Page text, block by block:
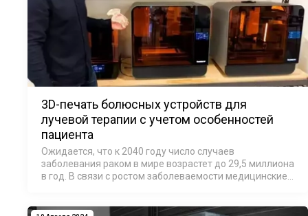
3D-печать болюсных устройств для
лучевой терапии с учетом особенностей
пациента
Ожидается, что к 2040 году число случаев
заболевания раком в мире возрастет до 29,5 миллиона
в год. В связи с ростом заболеваемости медицинские